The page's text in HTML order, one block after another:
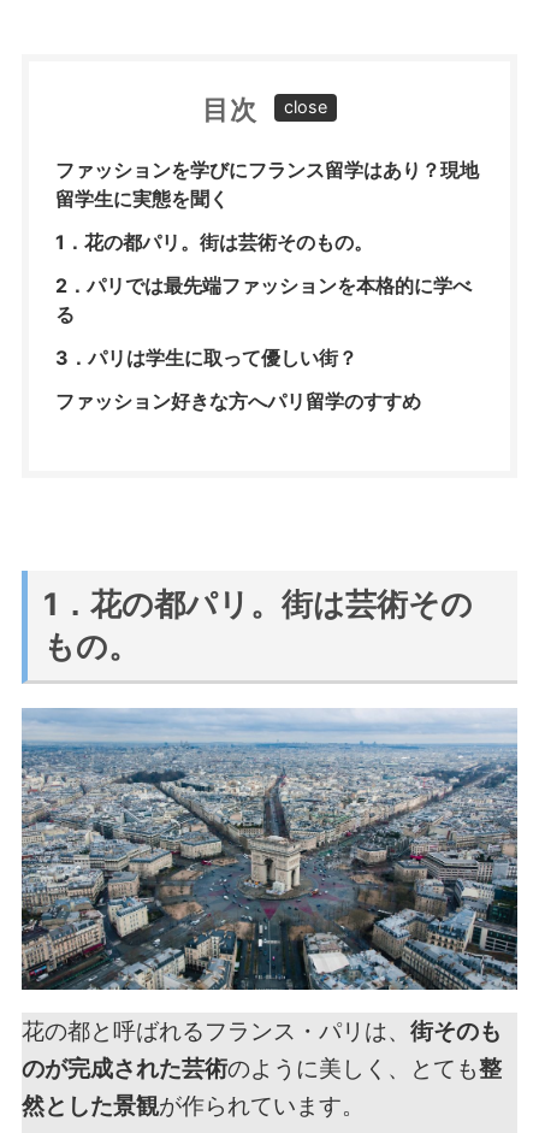
目次
ファッションを学びにフランス留学はあり？現地
留学生に実態を聞く
1．花の都パリ。街は芸術そのもの。
2．パリでは最先端ファッションを本格的に学べ
る
3．パリは学生に取って優しい街？
ファッション好きな方へパリ留学のすすめ
1．花の都パリ。街は芸術その
もの。
花の都と呼ばれるフランス・パリは、 街そのも
のが完成された芸術のように美しく、とても整
然とした景観が作られています。